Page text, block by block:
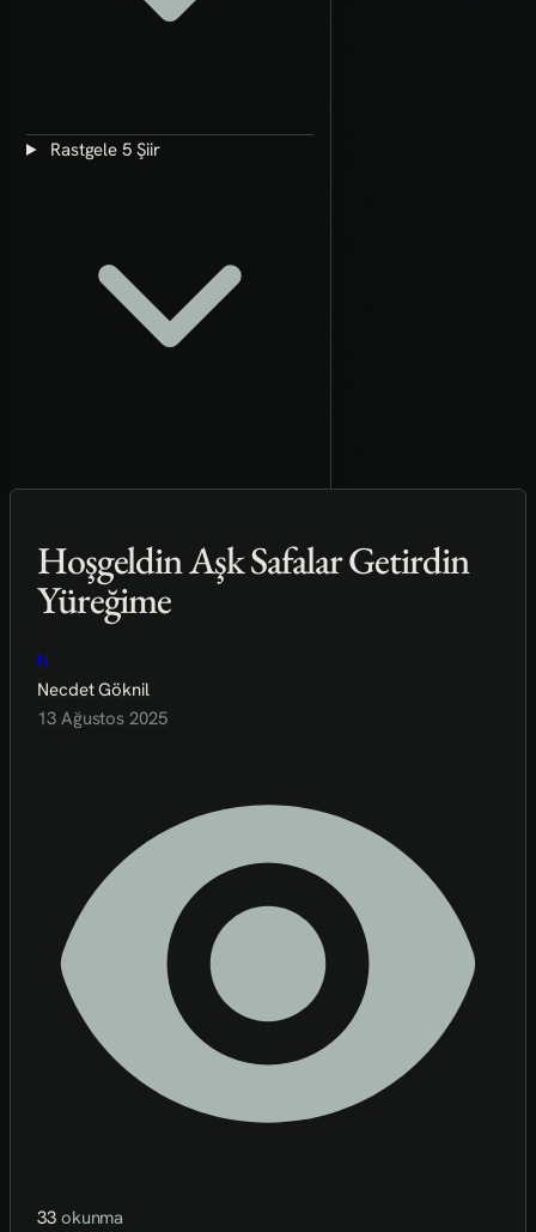
Rastgele 5 Şiir
Hoşgeldin Aşk Safalar Getirdin
Yüreğime
N
Necdet Göknil
13 Ağustos 2025
33 okunma